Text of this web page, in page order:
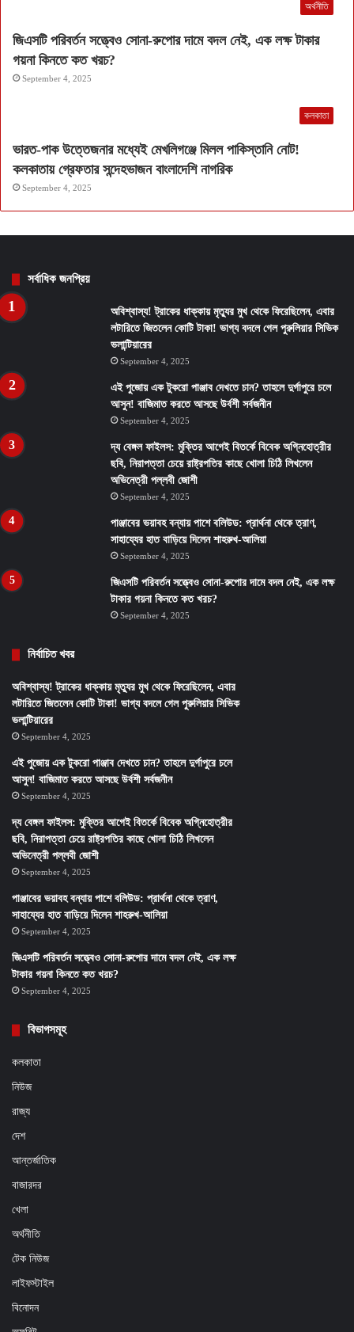
অর্থনীতি
জিএসটি পরিবর্তন সত্ত্বেও সোনা-রুপোর দামে বদল নেই, এক লক্ষ টাকার
গয়না কিনতে কত খরচ?
September 4, 2025
কলকাতা
ভারত-পাক উত্তেজনার মধ্যেই মেখলিগঞ্জে মিলল পাকিস্তানি নোট!
কলকাতায় গ্রেফতার সন্দেহভাজন বাংলাদেশি নাগরিক
September 4, 2025
সর্বাধিক জনপ্রিয়
অবিশ্বাস্য! ট্রাকের ধাক্কায় মৃত্যুর মুখ থেকে ফিরেছিলেন, এবার
লটারিতে জিতলেন কোটি টাকা! ভাগ্য বদলে গেল পুরুলিয়ার সিভিক
ভলান্টিয়ারের
September 4, 2025
এই পুজোয় এক টুকরো পাঞ্জাব দেখতে চান? তাহলে দুর্গাপুরে চলে
আসুন! বাজিমাত করতে আসছে উর্বশী সর্বজনীন
September 4, 2025
দ্য বেঙ্গল ফাইলস: মুক্তির আগেই বিতর্কে বিবেক অগ্নিহোত্রীর
ছবি, নিরাপত্তা চেয়ে রাষ্ট্রপতির কাছে খোলা চিঠি লিখলেন
অভিনেত্রী পল্লবী জোশী
September 4, 2025
পাঞ্জাবের ভয়াবহ বন্যায় পাশে বলিউড: প্রার্থনা থেকে ত্রাণ,
সাহায্যের হাত বাড়িয়ে দিলেন শাহরুখ-আলিয়া
September 4, 2025
জিএসটি পরিবর্তন সত্ত্বেও সোনা-রুপোর দামে বদল নেই, এক লক্ষ
টাকার গয়না কিনতে কত খরচ?
September 4, 2025
নির্বাচিত খবর
অবিশ্বাস্য! ট্রাকের ধাক্কায় মৃত্যুর মুখ থেকে ফিরেছিলেন, এবার
লটারিতে জিতলেন কোটি টাকা! ভাগ্য বদলে গেল পুরুলিয়ার সিভিক
ভলান্টিয়ারের
September 4, 2025
এই পুজোয় এক টুকরো পাঞ্জাব দেখতে চান? তাহলে দুর্গাপুরে চলে
আসুন! বাজিমাত করতে আসছে উর্বশী সর্বজনীন
September 4, 2025
দ্য বেঙ্গল ফাইলস: মুক্তির আগেই বিতর্কে বিবেক অগ্নিহোত্রীর
ছবি, নিরাপত্তা চেয়ে রাষ্ট্রপতির কাছে খোলা চিঠি লিখলেন
অভিনেত্রী পল্লবী জোশী
September 4, 2025
পাঞ্জাবের ভয়াবহ বন্যায় পাশে বলিউড: প্রার্থনা থেকে ত্রাণ,
সাহায্যের হাত বাড়িয়ে দিলেন শাহরুখ-আলিয়া
September 4, 2025
জিএসটি পরিবর্তন সত্ত্বেও সোনা-রুপোর দামে বদল নেই, এক লক্ষ
টাকার গয়না কিনতে কত খরচ?
September 4, 2025
বিভাগসমূহ
কলকাতা
নিউজ
রাজ্য
দেশ
আন্তর্জাতিক
বাজারদর
খেলা
অর্থনীতি
টেক নিউজ
লাইফস্টাইল
বিনোদন